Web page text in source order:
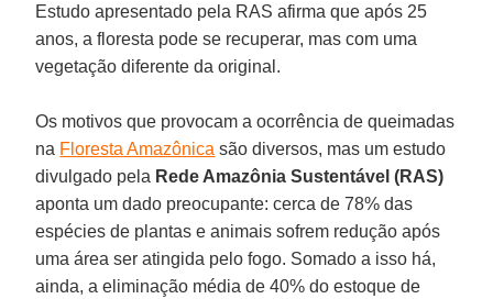
Estudo apresentado pela RAS afirma que após 25
anos, a floresta pode se recuperar, mas com uma
vegetação diferente da original.
Os motivos que provocam a ocorrência de queimadas
na Floresta Amazônica são diversos, mas um estudo
divulgado pela Rede Amazônia Sustentável (RAS)
aponta um dado preocupante: cerca de 78% das
espécies de plantas e animais sofrem redução após
uma área ser atingida pelo fogo. Somado a isso há,
ainda, a eliminação média de 40% do estoque de